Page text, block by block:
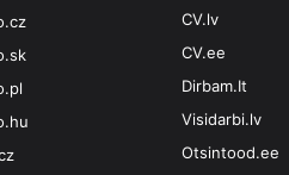
CV.lv
CV.ee
Dirbam.It
Visidarbi.lv
Otsintood.ee